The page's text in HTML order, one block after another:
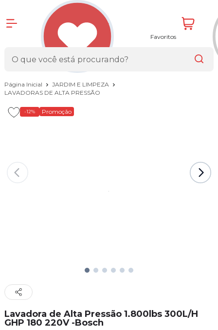
Favoritos
Página Inicial
JARDIM E LIMPEZA
LAVADORAS DE ALTA PRESSÃO
-12% Promoção
Lavadora de Alta Pressão 1.800lbs 300L/H
GHP 180 220V -Bosch